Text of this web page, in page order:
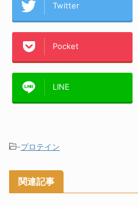
Twitter
Pocket
LINE
-プロテイン
関連記事